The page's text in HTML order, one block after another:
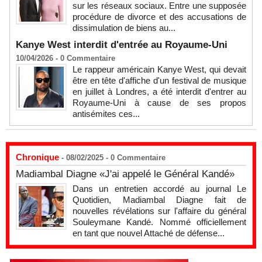
sur les réseaux sociaux. Entre une supposée
procédure de divorce et des accusations de
dissimulation de biens au...
Kanye West interdit d'entrée au Royaume-Uni
10/04/2026 - 0 Commentaire
Le rappeur américain Kanye West, qui devait
être en tête d'affiche d'un festival de musique
en juillet à Londres, a été interdit d'entrer au
Royaume-Uni à cause de ses propos
antisémites ces...
Chronique - 08/02/2025 - 0 Commentaire
Madiambal Diagne «J'ai appelé le Général Kandé»
Dans un entretien accordé au journal Le
Quotidien, Madiambal Diagne fait de
nouvelles révélations sur l'affaire du général
Souleymane Kandé. Nommé officiellement
en tant que nouvel Attaché de défense...